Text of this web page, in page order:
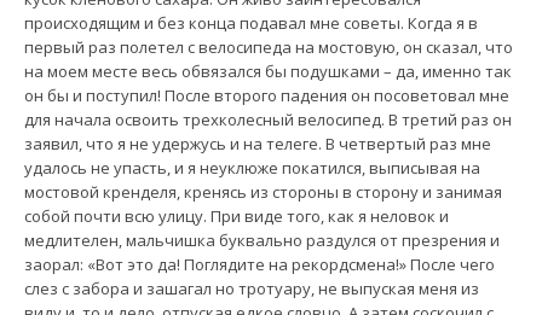
происходящим и без конца подавал мне советы. Когда я в
первый раз полетел с велосипеда на мостовую, он сказал, что
на моем месте весь обвязался бы подушками – да, именно так
он бы и поступил! После второго падения он посоветовал мне
для начала освоить трехколесный велосипед. В третий раз он
заявил, что я не удержусь и на телеге. В четвертый раз мне
удалось не упасть, и я неуклюже покатился, выписывая на
мостовой кренделя, кренясь из стороны в сторону и занимая
собой почти всю улицу. При виде того, как я неловок и
медлителен, мальчишка буквально раздулся от презрения и
заорал: «Вот это да! Поглядите на рекордсмена!» После чего
слез с забора и зашагал но тротуару, не выпуская меня из